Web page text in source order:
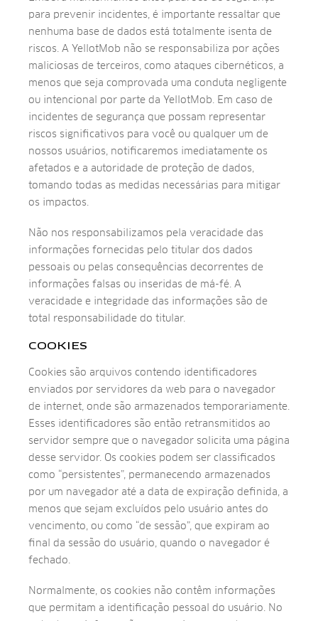
para prevenir incidentes, é importante ressaltar que
nenhuma base de dados está totalmente isenta de
riscos. A YellotMob não se responsabiliza por ações
maliciosas de terceiros, como ataques cibernéticos, a
menos que seja comprovada uma conduta negligente
ou intencional por parte da YellotMob. Em caso de
incidentes de segurança que possam representar
riscos significativos para você ou qualquer um de
nossos usuários, notificaremos imediatamente os
afetados e a autoridade de proteção de dados,
tomando todas as medidas necessárias para mitigar
os impactos.
Não nos responsabilizamos pela veracidade das
informações fornecidas pelo titular dos dados
pessoais ou pelas consequências decorrentes de
informações falsas ou inseridas de má-fé. A
veracidade e integridade das informações são de
total responsabilidade do titular.
COOKIES
Cookies são arquivos contendo identificadores
enviados por servidores da web para o navegador
de internet, onde são armazenados temporariamente.
Esses identificadores são então retransmitidos ao
servidor sempre que o navegador solicita uma página
desse servidor. Os cookies podem ser classificados
como “persistentes”, permanecendo armazenados
por um navegador até a data de expiração definida, a
menos que sejam excluídos pelo usuário antes do
vencimento, ou como “de sessão”, que expiram ao
final da sessão do usuário, quando o navegador é
fechado.
Normalmente, os cookies não contêm informações
que permitam a identificação pessoal do usuário. No